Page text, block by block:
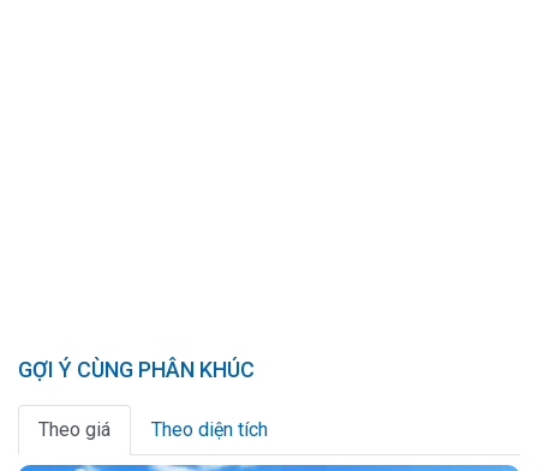
GỢI Ý CÙNG PHÂN KHÚC
Theo giá Theo diện tích